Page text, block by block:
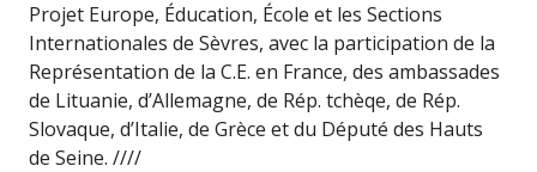
Projet Europe, Éducation, École et les Sections
Internationales de Sèvres, avec la participation de la
Représentation de la C.E. en France, des ambassades
de Lituanie, d’Allemagne, de Rép. tchèqe, de Rép.
Slovaque, d’Italie, de Grèce et du Député des Hauts
de Seine. ////